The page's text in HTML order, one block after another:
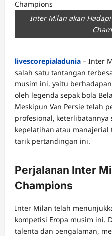
Inter Milan akan
livescorepialadunia – Inter
salah satu tantangan
musim ini, yaitu
oleh legenda sepak bola
Meskipun Van Persie telah
profesional,
kepelatihan atau manajerial
tarik pertandingan ini.
Perjalanan Inter
Champions
Inter Milan telah
kompetisi Eropa musim ini.
talenta dan pengalaman,